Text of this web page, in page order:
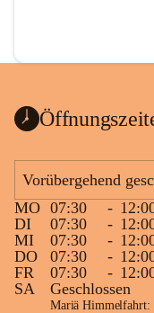
Vorübergehend
MO 07:30 -
DI
07:30 -
MI
07:30 -
DO
07:30 -
FR
07:30 -
SA
Geschlossen
Mariä Himmelfahrt: